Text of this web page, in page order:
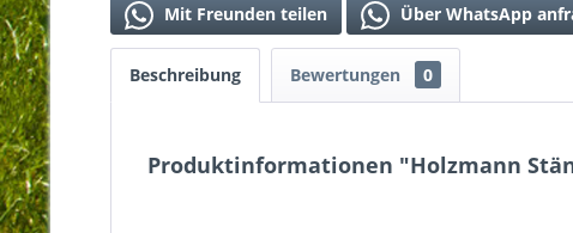
Mit Freunden teilen Über WhatsApp
Beschreibung Bewertungen 0
Produktinformationen "Holzmann